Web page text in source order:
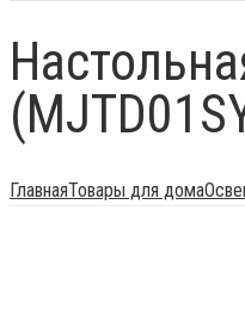
ГлавнаяТовары для дома